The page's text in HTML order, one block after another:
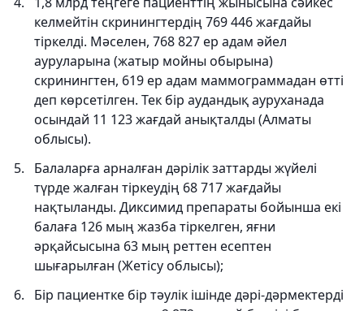
келмейтін скринингтердің 769 446 жағдайы
тіркелді. Мәселен, 768 827 ер адам әйел
ауруларына (жатыр мойны обырына)
скринингтен, 619 ер адам маммограммадан өтті
деп көрсетілген. Тек бір аудандық ауруханада
осындай 11 123 жағдай анықталды (Алматы
облысы).
Балаларға арналған дәрілік заттарды жүйелі
түрде жалған тіркеудің 68 717 жағдайы
нақтыланды. Диксимид препараты бойынша екі
балаға 126 мың жазба тіркелген, яғни
әрқайсысына 63 мың реттен есептен
шығарылған (Жетісу облысы);
Бір пациентке бір тәулік ішінде дәрі-дәрмектерді